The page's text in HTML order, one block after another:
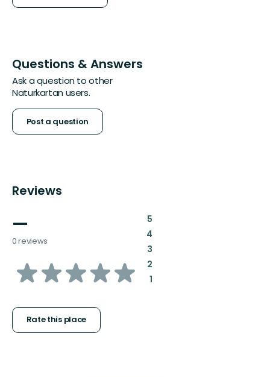
Questions & Answers
Ask a question to other
Naturkartan users.
Post a question
Reviews
—
0 reviews
of
stars
Rate this place
5:
4:
3:
2:
1: